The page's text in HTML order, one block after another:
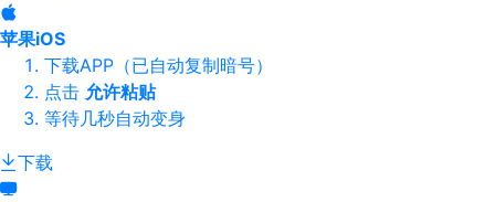
苹果iOS
下载APP（已自动复制暗号）
点击 允许粘贴
等待几秒自动变身
下载